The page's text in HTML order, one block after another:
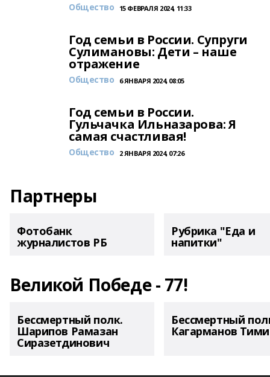
Общество 15 ФЕВРАЛЯ 2024, 11:33
Год семьи в России. Супруги
Сулимановы: Дети – наше
отражение
Общество 6 ЯНВАРЯ 2024, 08:05
Год семьи в России.
Гульчачка Ильназарова: Я
самая счастливая!
Общество 2 ЯНВАРЯ 2024, 07:26
Партнеры
Фотобанк
журналистов РБ
Рубрика "Еда и
напитки"
Великой Победе - 77!
Бессмертный полк.
Шарипов Рамазан
Сиразетдинович
Бессмертный
Кагарманов